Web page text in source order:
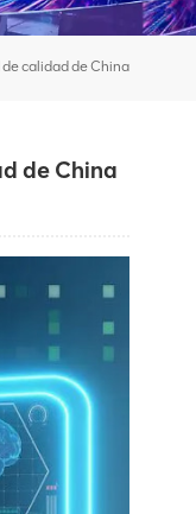
calidad de China
de China